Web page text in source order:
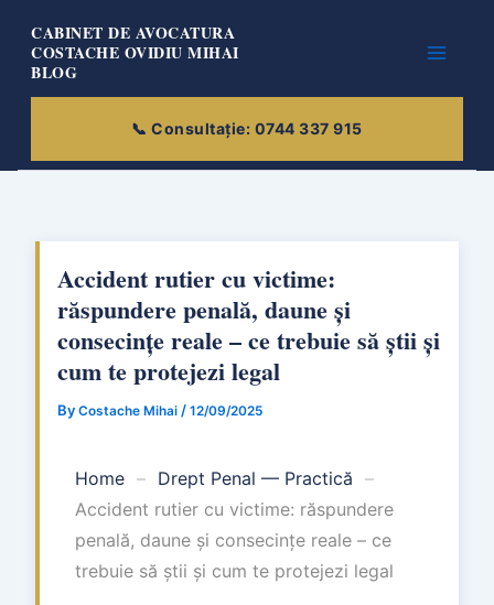
content
CABINET DE AVOCATURA
COSTACHE OVIDIU MIHAI
BLOG
Accident rutier cu victime:
răspundere penală, daune și
consecințe reale – ce trebuie să știi și
cum te protejezi legal
By Costache Mihai / 12/09/2025
Home – Drept Penal — Practică –
Accident rutier cu victime: răspundere
penală, daune și consecințe reale – ce
trebuie să știi și cum te protejezi legal